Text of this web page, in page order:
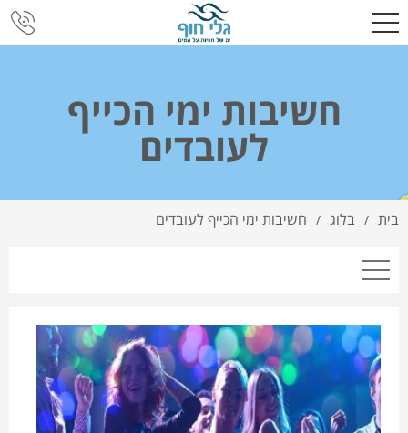
חשיבות ימי הכייף
לעובדים
בית / בלוג / חשיבות ימי הכייף לעובדים